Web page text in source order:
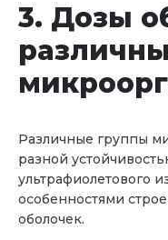
3. Дозы
Различные группы
разной
ультрафиолетового
особенностями
оболочек.